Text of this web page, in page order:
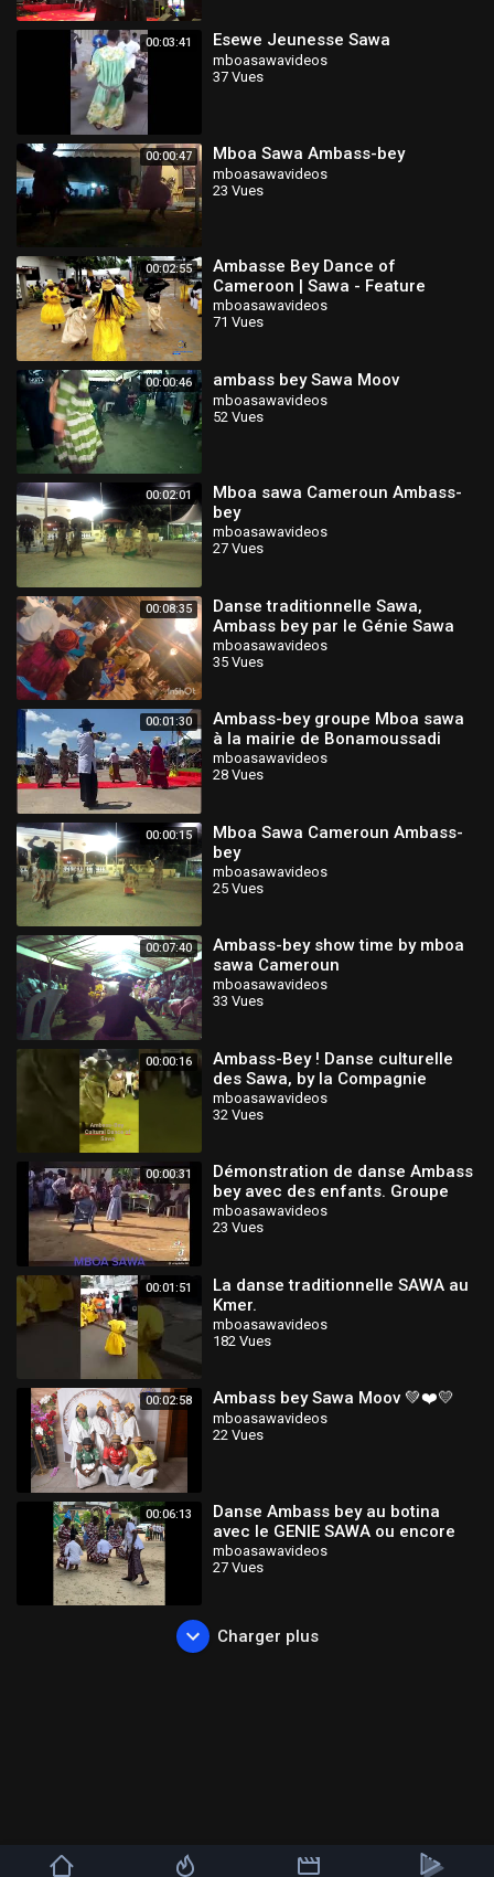
00:03:41 Esewe Jeunesse Sawa
mboasawavideos
37 Vues
00:00:47 Mboa Sawa Ambass-bey
mboasawavideos
23 Vues
00:02:55
Ambasse Bey Dance of
Cameroon | Sawa - Feature
mboasawavideos
71 Vues
00:00:46 ambass bey Sawa Moov
mboasawavideos
52 Vues
00:02:01
Mboa sawa Cameroun Ambass-
bey
mboasawavideos
27 Vues
00:08:35
Danse traditionnelle Sawa,
Ambass bey par le Génie Sawa
de l'école polytechnique de
Douala
mboasawavideos
35 Vues
00:01:30
Ambass-bey groupe Mboa sawa
à la mairie de Bonamoussadi
Douala Cameroun 🇨🇲
mboasawavideos
28 Vues
00:00:15
Mboa Sawa Cameroun Ambass-
bey
mboasawavideos
25 Vues
00:07:40
Ambass-bey show time by mboa
sawa Cameroun
mboasawavideos
33 Vues
00:00:16
Ambass-Bey ! Danse culturelle
des Sawa, by la Compagnie
Culturelle Mak'Art & Culture 😍
mboasawavideos
32 Vues
00:00:31
Démonstration de danse Ambass
bey avec des enfants. Groupe
Mboa Sawa kamerun
mboasawavideos
23 Vues
00:01:51
La danse traditionnelle SAWA au
Kmer.
mboasawavideos
182 Vues
00:02:58 Ambass bey Sawa Moov 💚❤️💛
mboasawavideos
22 Vues
00:06:13
Danse Ambass bey au botina
avec le GENIE SAWA ou encore
appelé Groupe des Ingénieurs
mboasawavideos
27 Vues
Charger plus